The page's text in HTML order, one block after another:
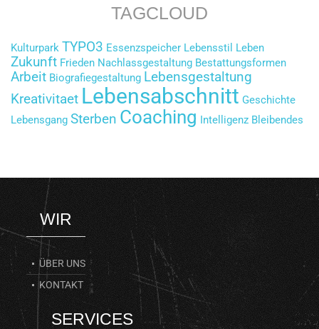
TAGCLOUD
Kulturpark TYPO3 Essenzspeicher Lebensstil Leben
Zukunft Frieden Nachlassgestaltung Bestattungsformen
Arbeit Biografiegestaltung Lebensgestaltung
Kreativitaet Lebensabschnitt Geschichte
Lebensgang Sterben Coaching Intelligenz Bleibendes
WIR
ÜBER UNS
KONTAKT
SERVICES